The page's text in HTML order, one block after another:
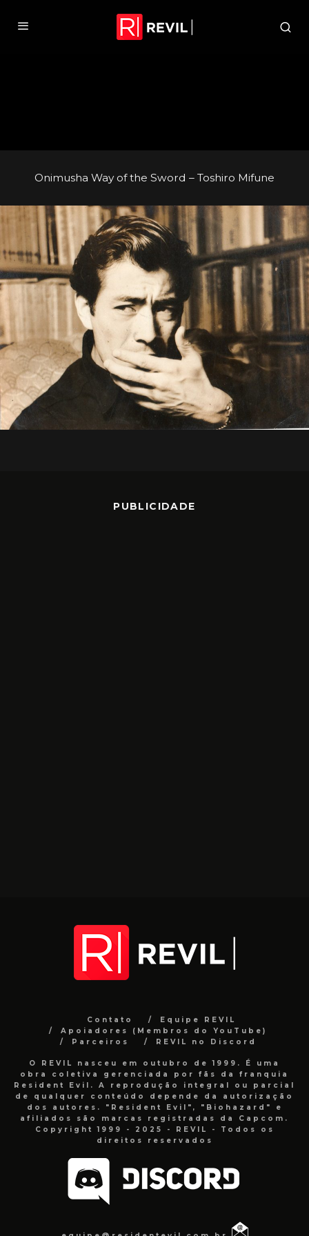
Onimusha Way of the Sword – Toshiro Mifune
PUBLICIDADE
Contato
Equipe REVIL
Apoiadores (Membros do YouTube)
Parceiros
REVIL no Discord
O REVIL nasceu em outubro de 1999. É uma
obra coletiva gerenciada por fãs da franquia
Resident Evil. A reprodução integral ou parcial
de qualquer conteúdo depende da autorização
dos autores. "Resident Evil", "Biohazard" e
afiliados são marcas registradas da Capcom.
Copyright 1999 - 2025 - REVIL - Todos os
direitos reservados